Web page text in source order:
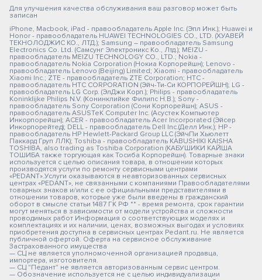
Для улучшения качества обслуживания ваш разговор может быть
записан
iPhone, Macbook, iPad - правообладатель Apple Inc. (Эпл Инк.); Huawei и
Honor - правообладатель HUAWEI TECHNOLOGIES CO., LTD. (ХУАВЕЙ
ТЕКНОЛОДЖИС КО., ЛТД.); Samsung – правообладатель Samsung
Electronics Co. Ltd. (Самсунг Электроникс Ко., Лтд.); MEIZU -
правообладатель MEIZU TECHNOLOGY CO., LTD.; Nokia -
правообладатель Nokia Corporation (Нокиа Корпорейшн); Lenovo -
правообладатель Lenovo (Beijing) Limited; Xiaomi - правообладатель
Xiaomi Inc.; ZTE - правообладатель ZTE Corporation; HTC -
правообладатель HTC CORPORATION (Эйч-Ти-Си КОРПОРЕЙШН); LG -
правообладатель LG Corp. (ЭлДжи Корп.); Philips - правообладатель
Koninklijke Philips N.V. (Конинклийке Филипс Н.В.); Sony -
правообладатель Sony Corporation (Сони Корпорейшн); ASUS -
правообладатель ASUSTeK Computer Inc. (Асустек Компьютер
Инкорпорейшн); ACER - правообладатель Acer Incorporated (Эйсер
Инкорпорейтед); DELL - правообладатель Dell Inc.(Делл Инк.); HP -
правообладатель HP Hewlett-Packard Group LLC (ЭйчПи Хьюлетт
Паккард Груп ЛЛК); Toshiba - правообладатель KABUSHIKI KAISHA
TOSHIBA, also trading as Toshiba Corporation (КАБУШИКИ КАЙША
ТОШИБА также торгующая как Тосиба Корпорейшн). Товарные знаки
используется с целью описания товара, в отношении которых
производятся услуги по ремонту сервисными центрами
«PEDANT».Услуги оказываются в неавторизованных сервисных
центрах «PEDANT», не связанными с компаниями Правообладателями
товарных знаков и/или с ее официальными представителями в
отношении товаров, которые уже были введены в гражданский
оборот в смысле статьи 1487 ГК РФ ** - время ремонта, срок гарантии
могут меняться в зависимости от модели устройства и сложности
проводимых работ Информация о соответствующих моделях и
комплектациях и их наличии, ценах, возможных выгодах и условиях
приобретения доступна в сервисных центрах Pedant.ru. Не является
публичной офертой. Оферта на сервисное обслуживание
Застрахованного имущества
— СЦ не является уполномоченной организацией продавца,
импортера, изготовителя.
— СЦ "Педант" не является авторизованным сервис центром.
— Обозначение используется не с целью индивидуализации